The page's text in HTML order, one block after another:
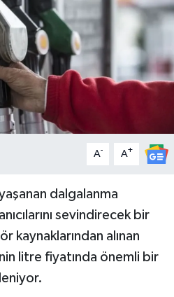
A- A+
dalgalanma
sevindirecek bir
kaynaklarından alınan
litre fiyatında önemli bir